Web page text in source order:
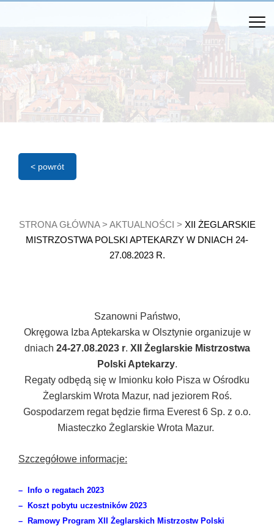
< powrót
STRONA GŁÓWNA> AKTUALNOŚCI > XII ŻEGLARSKIE
MISTRZOSTWA POLSKI APTEKARZY W DNIACH 24-
27.08.2023 R.
Szanowni Państwo,
Okręgowa Izba Aptekarska w Olsztynie organizuje w
dniach 24-27.08.2023 r. XII
Żeglarskie Mistrzostwa
Polski Aptekarzy.
Regaty odbędą się w Imionku koło Pisza w Ośrodku
Żeglarskim Wrota Mazur, nad jeziorem Roś.
Gospodarzem regat będzie firma Everest 6 Sp. z o.o.
Miasteczko Żeglarskie Wrota Mazur.
Szczegółowe informacje:
–
Info o regatach 2023
–
Koszt pobytu uczestników 2023
–
Ramowy Program XII Żeglarskich Mistrzostw Polski